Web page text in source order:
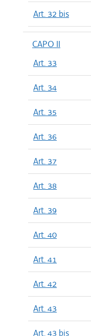
Art. 32 bis
CAPO II
Art. 33
Art. 34
Art. 35
Art. 36
Art. 37
Art. 38
Art. 39
Art. 40
Art. 41
Art. 42
Art. 43
Art. 43 bis